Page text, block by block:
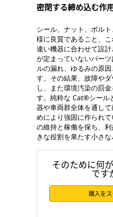
密閉する締め込む作
シール、ナット、ボル
様に良質であること、
違い機器に合わせて設
が定まっていないパー
ルの漏れ、ゆるみの原
す。その結果、故障や
し、また環境汚染の罰
す。純粋な Cat®シール
器や車両群全体を通し
めにより強固に作られ
の維持と稼働を保ち、
きな役割を果たす小さな
そのために何
です
購入を